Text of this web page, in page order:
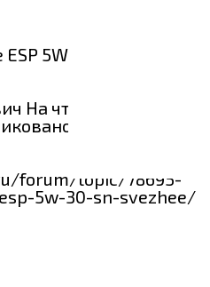
На чтение
forum/topic/78695-
5w-30-sn-svezhee/